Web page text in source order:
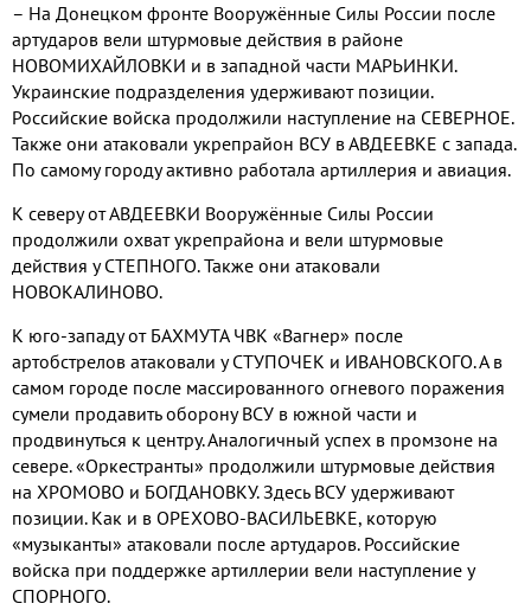
– На Донецком фронте Вооружённые Силы России после
артударов вели штурмовые действия в районе
НОВОМИХАЙЛОВКИ и в западной части МАРЬИНКИ.
Украинские подразделения удерживают позиции.
Российские войска продолжили наступление на СЕВЕРНОЕ.
Также они атаковали укрепрайон ВСУ в АВДЕЕВКЕ с запада.
По самому городу активно работала артиллерия и авиация.
К северу от АВДЕЕВКИ Вооружённые Силы России
продолжили охват укрепрайона и вели штурмовые
действия у СТЕПНОГО. Также они атаковали
НОВОКАЛИНОВО.
К юго-западу от БАХМУТА ЧВК «Вагнер» после
артобстрелов атаковали у СТУПОЧЕК и ИВАНОВСКОГО. А в
самом городе после массированного огневого поражения
сумели продавить оборону ВСУ в южной части и
продвинуться к центру. Аналогичный успех в промзоне на
севере. «Оркестранты» продолжили штурмовые действия
на ХРОМОВО и БОГДАНОВКУ. Здесь ВСУ удерживают
позиции. Как и в ОРЕХОВО-ВАСИЛЬЕВКЕ, которую
«музыканты» атаковали после артударов. Российские
войска при поддержке артиллерии вели наступление у
СПОРНОГО.